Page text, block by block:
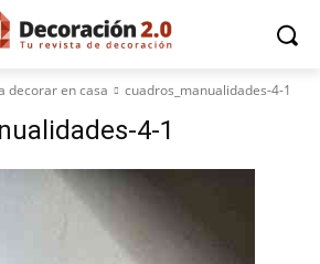
decorar en casa cuadros_manualidades-4-1
4-1